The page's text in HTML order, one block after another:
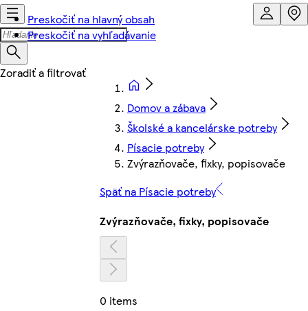
Preskočiť na hlavný obsah
Preskočiť na vyhľadávanie
Domov a zábava
Školské a kancelárske potreby
Písacie potreby
Zvýrazňovače, fixky, popisovače
Späť na Písacie potreby
Zvýrazňovače, fixky, popisovače
0 items